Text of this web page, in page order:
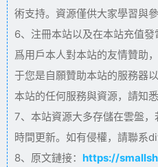
術支持。資源僅供大家學習與參
6、注冊本站以及在本站充值
爲用戶本人對本站的友情贊助
于您是自願贊助本站的服務器
本站的任何服務與資源，請知悉
7、本站資源大多存儲在雲盤
時間更新。如有侵權，請聯系
8、原文鏈接： https://